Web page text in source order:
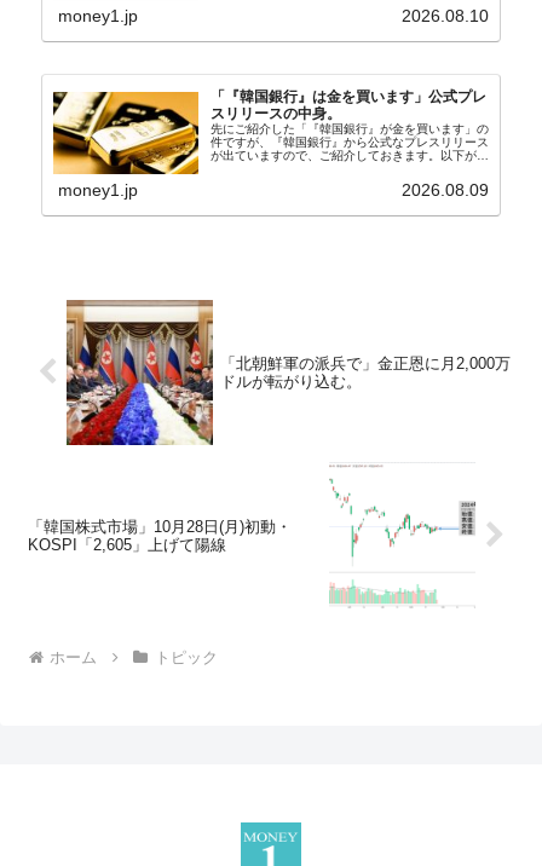
ルは「中国EVの大攻勢…東風もプジョーと手を組
money1.jp 2026.08.10
「『韓国銀行』は金を買います」公式プレ
スリリースの中身。
先にご紹介した「『韓国銀行』が金を買います」の
件ですが、『韓国銀行』から公式なプレスリリース
が出ていますので、ご紹介しておきます。以下が全
れ協力体制を構築□『韓国銀行』は、国内生産金の
money1.jp 2026.08.09
「北朝鮮軍の派兵で」金正恩に月2,000万
ドルが転がり込む。
「韓国株式市場」10月28日(月)初動・
KOSPI「2,605」上げて陽線
ホーム トピック